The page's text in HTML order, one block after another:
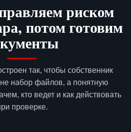
риском
потом готовим
так, чтобы собственник
набор файлов, а понятную
кто ведет и как действовать
проверке.